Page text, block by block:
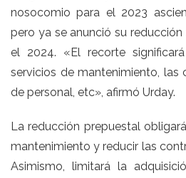
nosocomio para el 2023
pero ya se anunció su
el 2024. «El recorte
servicios de mantenimiento, las
de personal, etc», afirmó Urday.
La reducción prepuestal
mantenimiento y reducir las
Asimismo, limitará la